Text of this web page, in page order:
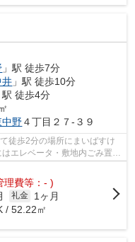
」駅 徒歩7分
井 」駅 徒歩10分
駅 徒歩4分
中野４丁目２７-３９
徒歩2分の場所にまいばすけ
エレベータ・敷地内ごみ置き
理費等：- )
礼金
1ヶ月
/ 52.22㎡